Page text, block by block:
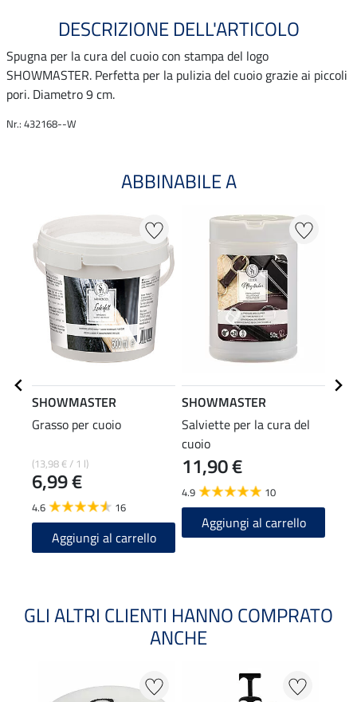
DESCRIZIONE DELL'ARTICOLO
Spugna per la cura del cuoio con stampa del logo
SHOWMASTER. Perfetta per la pulizia del cuoio grazie ai piccoli
pori. Diametro 9 cm.
Nr.: 432168--W
ABBINABILE A
SHOWMASTER
Grasso per cuoio
(13,98 € / 1 l)
6,99 €
4.6 16
Aggiungi al carrello
SHOWMASTER
Salviette per la cura del
cuoio
11,90 €
4.9 10
Aggiungi al carrello
GLI ALTRI CLIENTI HANNO COMPRATO
ANCHE